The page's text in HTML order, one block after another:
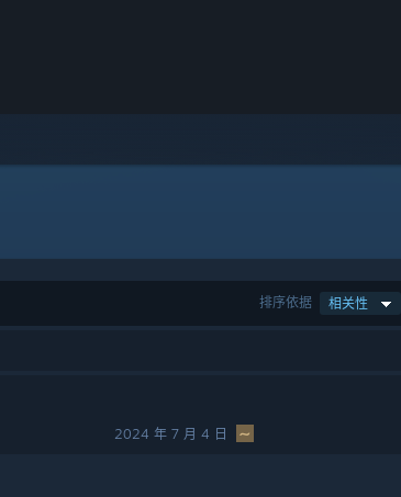
排序依据 相关性
2024 年 7 月 4 日